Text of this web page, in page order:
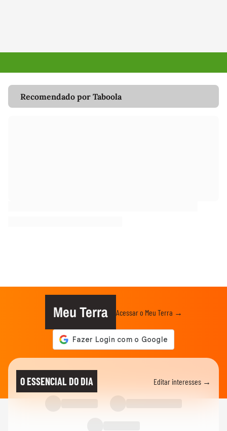
Recomendado por Taboola
Meu Terra Acessar o Meu Terra →
O ESSENCIAL DO DIA Editar interesses →